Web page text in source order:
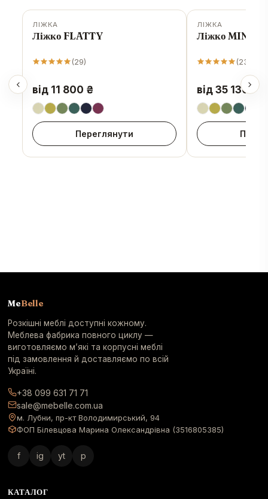
Хіт продажів
ЛІЖКА
Ліжко FLATTY
(29)
від 11 800 ₴
Переглянути
-11%
ЛІЖКА
Ліжко MIND
(23
від 35 130 ₴
MeBelle
Розкішні меблі доступні кожному.
Меблева фабрика повного циклу —
виготовляємо м’які та корпусні меблі
під замовлення й доставляємо по всій
Україні.
+38 099 631 71 71
sale@mebelle.com.ua
м. Лубни, пр-кт Володимирський, 94
ФОП Білевцова Марина Олександрівна (3516805385)
f ig yt p
КАТАЛОГ